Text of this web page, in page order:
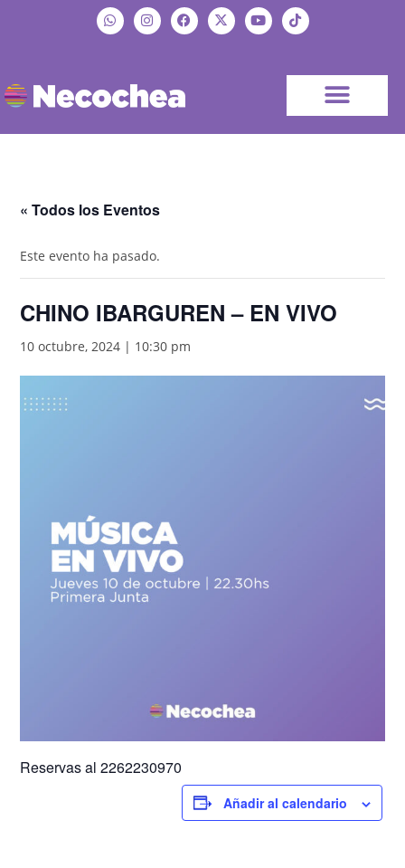
« Todos los Eventos
Este evento ha pasado.
CHINO IBARGUREN – EN VIVO
10 octubre, 2024 | 10:30 pm
Reservas al 2262230970
Añadir al calendario